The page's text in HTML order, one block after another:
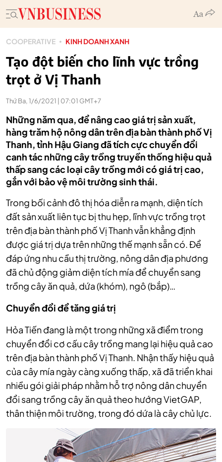
COOPERATIVE KINH DOANH XANH
Tạo đột biến cho lĩnh vực trồng
trọt ở Vị Thanh
Thứ Ba, 1/6/2021 | 07:01 GMT+7
Những năm qua, để nâng cao giá trị sản xuất,
hàng trăm hộ nông dân trên địa bàn thành phố Vị
Thanh, tỉnh Hậu Giang đã tích cực chuyển đổi
canh tác những cây trồng truyền thống hiệu quả
thấp sang các loại cây trồng mới có giá trị cao,
gắn với bảo vệ môi trường sinh thái.
Trong bối cảnh đô thị hóa diễn ra mạnh, diện tích
đất sản xuất liên tục bị thu hẹp, lĩnh vực trồng trọt
trên địa bàn thành phố Vị Thanh vẫn khẳng định
được giá trị dựa trên những thế mạnh sẵn có. Để
đáp ứng nhu cầu thị trường, nông dân địa phương
đã chủ động giảm diện tích mía để chuyển sang
trồng cây ăn quả, dứa (khóm), ngô (bắp)…
Chuyển đổi để tăng giá trị
Hỏa Tiến đang là một trong những xã điểm trong
chuyển đổi cơ cấu cây trồng mang lại hiệu quả cao
trên địa bàn thành phố Vị Thanh. Nhận thấy hiệu quả
của cây mía ngày càng xuống thấp, xã đã triển khai
nhiều gói giải pháp nhằm hỗ trợ nông dân chuyển
đổi sang trồng cây ăn quả theo hướng VietGAP,
thân thiện môi trường, trong đó dứa là cây chủ lực.